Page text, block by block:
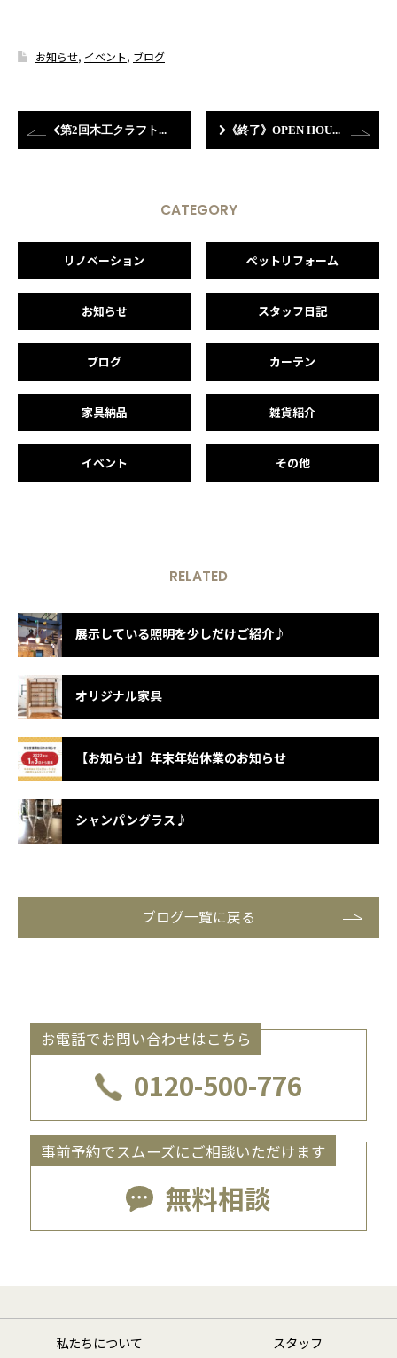
お知らせ, イベント, ブログ
第2回木工クラフトフェアにご来場ありがとうございました 《終了》OPEN HOUSE開催のお知らせ in城陽市平川浜道裏
CATEGORY
リノベーション ペットリフォーム
お知らせ スタッフ日記
ブログ カーテン
家具納品 雑貨紹介
イベント その他
RELATED
展示している照明を少しだけご紹介♪
オリジナル家具
【お知らせ】年末年始休業のお知らせ
シャンパングラス♪
ブログ一覧に戻る
お電話でお問い合わせはこちら
0120-500-776
事前予約でスムーズにご相談いただけます
無料相談
私たちについて スタッフ